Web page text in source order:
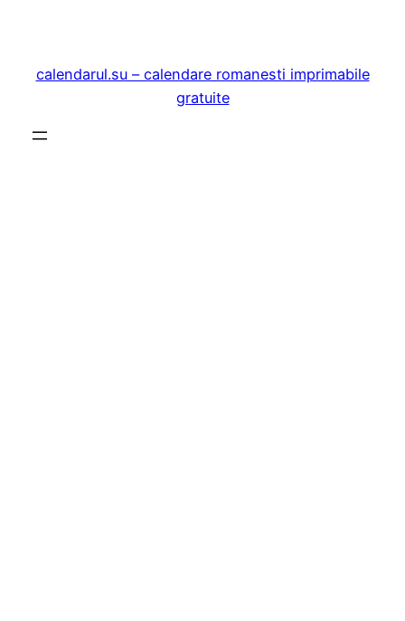
conținut
calendarul.su – calendare romanesti imprimabile
gratuite